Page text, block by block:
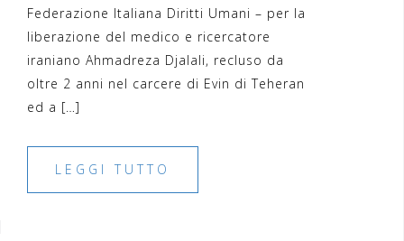
Federazione Italiana Diritti Umani – per la
liberazione del medico e ricercatore
iraniano Ahmadreza Djalali, recluso da
oltre 2 anni nel carcere di Evin di Teheran
ed a […]
LEGGI TUTTO